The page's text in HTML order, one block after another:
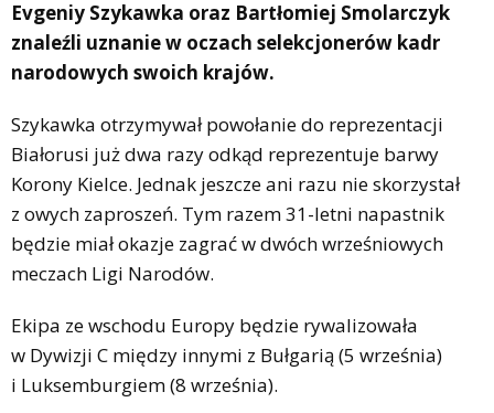
Evgeniy Szykawka oraz Bartłomiej Smolarczyk
znaleźli uznanie w oczach selekcjonerów kadr
narodowych swoich krajów.
Szykawka otrzymywał powołanie do reprezentacji
Białorusi już dwa razy odkąd reprezentuje barwy
Korony Kielce. Jednak jeszcze ani razu nie skorzystał
z owych zaproszeń. Tym razem 31-letni napastnik
będzie miał okazje zagrać w dwóch wrześniowych
meczach Ligi Narodów.
Ekipa ze wschodu Europy będzie rywalizowała
w Dywizji C między innymi z Bułgarią (5 września)
i Luksemburgiem (8 września).